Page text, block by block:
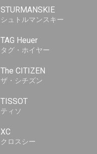
STURMANSKIE
シュトルマンスキー
TAG Heuer
タグ・ホイヤー
The CITIZEN
ザ・シチズン
TISSOT
ティソ
XC
クロスシー